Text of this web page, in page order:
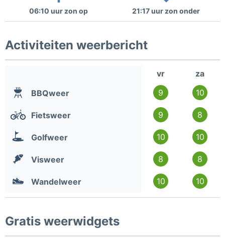
06:10 uur zon op 21:17 uur zon onder
Activiteiten weerbericht
vr
za
BBQweer
9 10
Fietsweer 9 8
Golfweer 10 10
Visweer 8 8
Wandelweer 10 10
Gratis weerwidgets